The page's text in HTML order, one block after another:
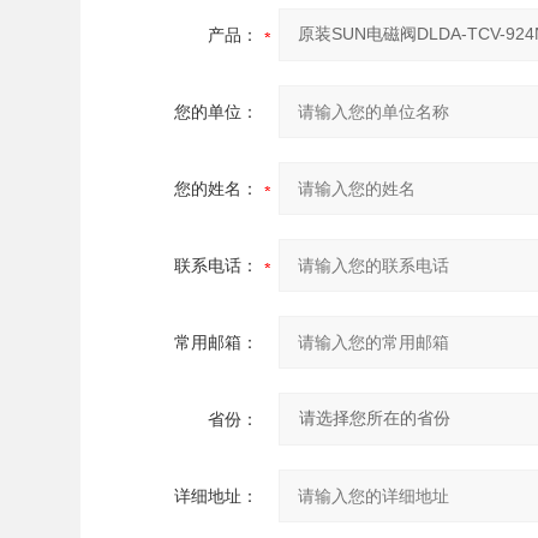
产品：
您的单位：
您的姓名：
联系电话：
常用邮箱：
省份：
详细地址：